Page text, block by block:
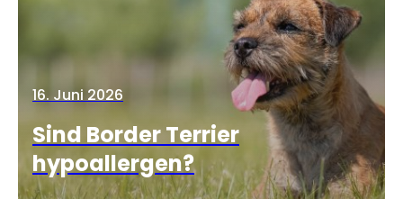
16. Juni 2026
Sind Border Terrier
hypoallergen?